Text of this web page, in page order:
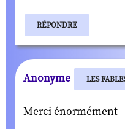
RÉPONDRE
Anonyme LES
Merci énormément